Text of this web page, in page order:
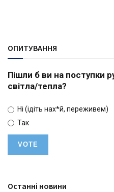
ОПИТУВАННЯ
Пішли б ви на поступки
світла/тепла?
Ні (ідіть нах*й, переживем)
Так
Останні новини